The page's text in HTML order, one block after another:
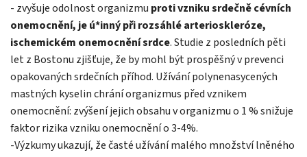
- zvyšuje odolnost organizmu proti vzniku srdečně cévních
onemocnění, je ú*inný při rozsáhlé arterioskleróze,
ischemickém onemocnění srdce. Studie z posledních pěti
let z Bostonu zjišťuje, že by mohl být prospěšný v prevenci
opakovaných srdečních příhod. Užívání polynenasycených
mastných kyselin chrání organizmus před vznikem
onemocnění: zvýšení jejich obsahu v organizmu o 1 % snižuje
faktor rizika vzniku onemocnění o 3-4%.
-Výzkumy ukazují, že časté užívání malého množství lněného